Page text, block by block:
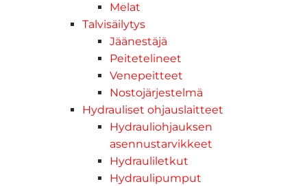
Melat
Talvisäilytys
Jäänestäjä
Peitetelineet
Venepeitteet
Nostojärjestelmä
Hydrauliset ohjauslaitteet
Hydrauliohjauksen
asennustarvikkeet
Hydrauliletkut
Hydraulipumput